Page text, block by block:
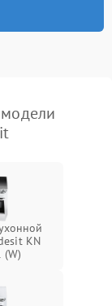
KN
(W)